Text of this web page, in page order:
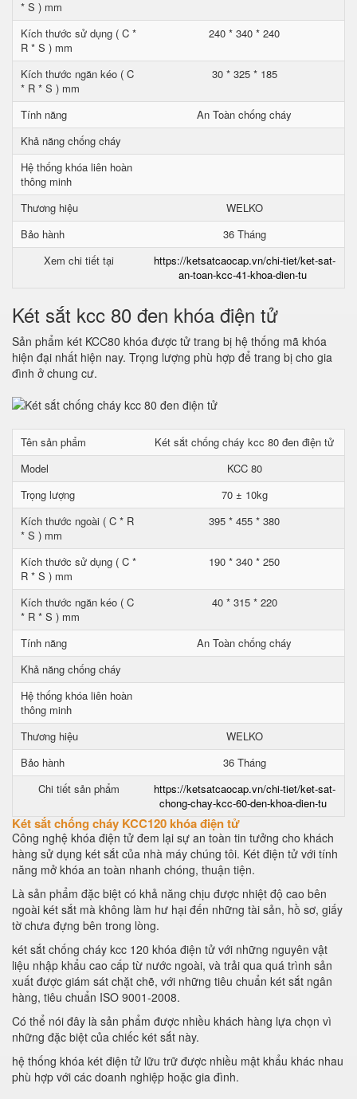
* S ) mm
Kích thước sử dụng ( C *
R * S ) mm
240 * 340 * 240
Kích thước ngăn kéo ( C
* R * S ) mm
30 * 325 * 185
Tính năng
An Toàn chống cháy
Khả năng chống cháy
Hệ thống khóa liên hoàn
thông minh
Thương hiệu
WELKO
Bảo hành
36 Tháng
Xem chi tiết tại
https://ketsatcaocap.vn/chi-tiet/ket-sat-
an-toan-kcc-41-khoa-dien-tu
Két sắt kcc 80 đen khóa điện tử
Sản phẩm két KCC80 khóa được tử trang bị hệ thống mã khóa
hiện đại nhất hiện nay. Trọng lượng phù hợp để trang bị cho gia
đình ở chung cư.
Tên sản phẩm
Két sắt chống cháy kcc 80 đen điện tử
Model
KCC 80
Trọng lượng
70 ± 10kg
Kích thước ngoài ( C * R
* S ) mm
395 * 455 * 380
Kích thước sử dụng ( C *
R * S ) mm
190 * 340 * 250
Kích thước ngăn kéo ( C
* R * S ) mm
40 * 315 * 220
Tính năng
An Toàn chống cháy
Khả năng chống cháy
Hệ thống khóa liên hoàn
thông minh
Thương hiệu
WELKO
Bảo hành
36 Tháng
Chi tiết sản phẩm
https://ketsatcaocap.vn/chi-tiet/ket-sat-
chong-chay-kcc-60-den-khoa-dien-tu
Két sắt chống cháy KCC120 khóa điện tử
Công nghệ khóa điện tử đem lại sự an toàn tin tưởng cho khách
hàng sử dụng két sắt của nhà máy chúng tôi. Két điện tử với tính
năng mở khóa an toàn nhanh chóng, thuận tiện.
Là sản phẩm đặc biệt có khả năng chịu được nhiệt độ cao bên
ngoài két sắt mà không làm hư hại đến những tài sản, hồ sơ, giấy
tờ chưa đựng bên trong lòng.
két sắt chống cháy kcc 120 khóa điện tử với những nguyên vật
liệu nhập khẩu cao cấp từ nước ngoài, và trải qua quá trình sản
xuất được giám sát chặt chẽ, với những tiêu chuẩn két sắt ngân
hàng, tiêu chuẩn ISO 9001-2008.
Có thể nói đây là sản phẩm được nhiều khách hàng lựa chọn vì
những đặc biệt của chiếc két sắt này.
hệ thống khóa két điện tử lữu trữ được nhiều mật khẩu khác nhau
phù hợp với các doanh nghiệp hoặc gia đình.